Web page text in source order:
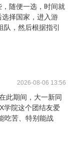
随便一选，时间就
择国家，进入游
，然后根据指引
2026-08-06 13:56
此期间，大一新同
学院这个团结友爱
吃苦、特别能战